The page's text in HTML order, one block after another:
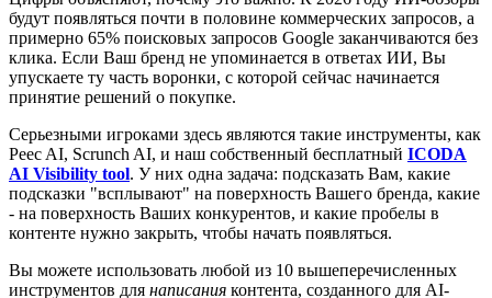
будут появляться почти в половине коммерческих запросов, а
примерно 65% поисковых запросов Google заканчиваются без
клика. Если Ваш бренд не упоминается в ответах ИИ, Вы
упускаете ту часть воронки, с которой сейчас начинается
принятие решений о покупке.
Серьезными игроками здесь являются такие инструменты, как
Peec AI, Scrunch AI, и наш собственный бесплатный ICODA
AI Visibility tool. У них одна задача: подсказать Вам, какие
подсказки "всплывают" на поверхность Вашего бренда, какие
- на поверхность Ваших конкурентов, и какие пробелы в
контенте нужно закрыть, чтобы начать появляться.
Вы можете использовать любой из 10 вышеперечисленных
инструментов для написания контента, созданного для AI-